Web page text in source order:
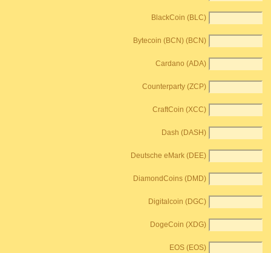
BlackCoin (BLC)
Bytecoin (BCN) (BCN)
Cardano (ADA)
Counterparty (ZCP)
CraftCoin (XCC)
Dash (DASH)
Deutsche eMark (DEE)
DiamondCoins (DMD)
Digitalcoin (DGC)
DogeCoin (XDG)
EOS (EOS)